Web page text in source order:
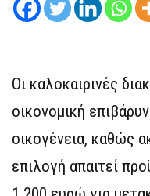
Οι καλοκαιρινές
οικονομική
οικογένεια, καθώς
επιλογή απαιτεί